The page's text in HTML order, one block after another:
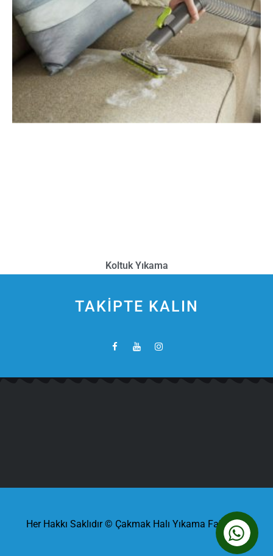
Koltuk Yıkama
TAKİPTE KALIN
Her Hakkı Saklıdır © Çakmak Halı Yıkama Fabrikası